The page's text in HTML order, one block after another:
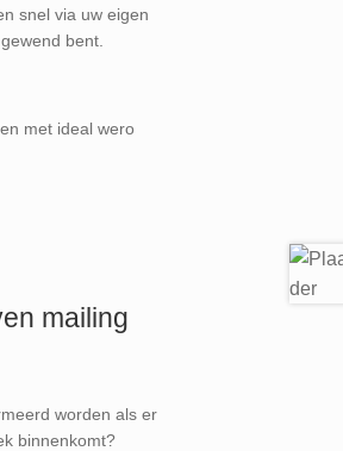
snel via uw eigen
bent.
mailing
worden als er
binnenkomt?